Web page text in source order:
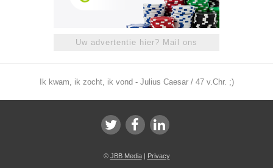
Uw advertentie hier? Mail ons
Ik kwam, ik zocht, ik vond - Julius Caesar / 47 v.Chr. ;)
© JBB Media| Privacy